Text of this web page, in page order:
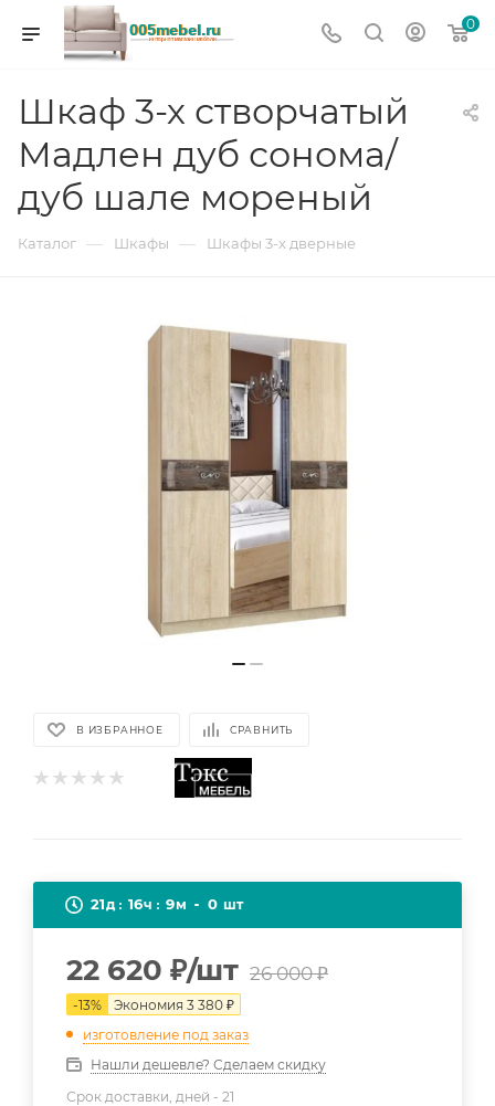
0
Шкаф 3-х створчатый
Мадлен дуб сонома/
дуб шале мореный
Каталог — Шкафы — Шкафы 3-х дверные
В ИЗБРАННОЕ СРАВНИТЬ
21д 16ч 9м 0 шт
22 620 ₽/шт 26 000₽
-13% Экономия 3 380 ₽
изготовление под заказ
Нашли дешевле? Сделаем скидку
Срок доставки, дней - 21